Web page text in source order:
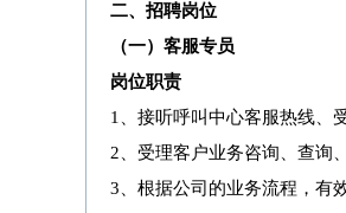
二、招聘岗位
（一）客服专员
岗位职责
1、接听呼叫中心客服热线、
2、受理客户业务咨询、查询
3、根据公司的业务流程，有